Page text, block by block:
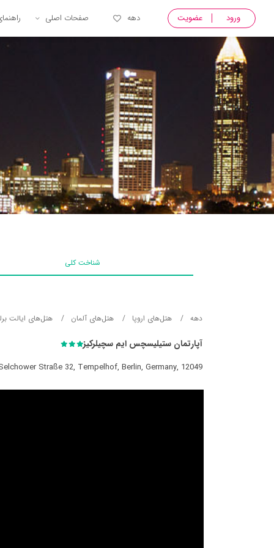
ورود عضویت دهه صفحات اصلی
شناخت کلی
دهه هتل‌های اروپا هتل‌های آلمان هتل‌های ایالت
آپارتمان ستیلیسچس ایم سچیلرکیز
Straße 32, Tempelhof, Berlin, Germany, 12049